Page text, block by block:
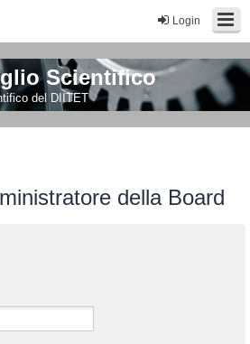
Login
Scientifico
del DIITET
della Board